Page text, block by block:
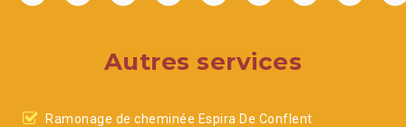
Autres services
Ramonage de cheminée Espira De Conflent